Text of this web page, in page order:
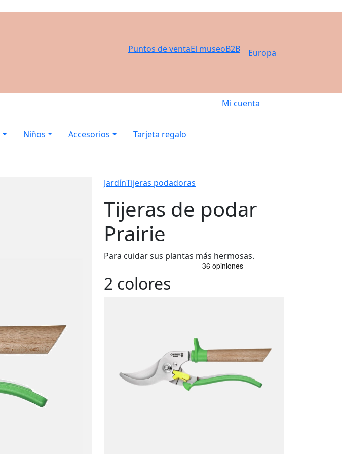
Puntos de ventaEl museoB2B Europa
Mi cuenta
Niños Accesorios
Tarjeta regalo
JardínTijeras podadoras
Tijeras de podar
Prairie
Para cuidar sus plantas más hermosas.
2 colores